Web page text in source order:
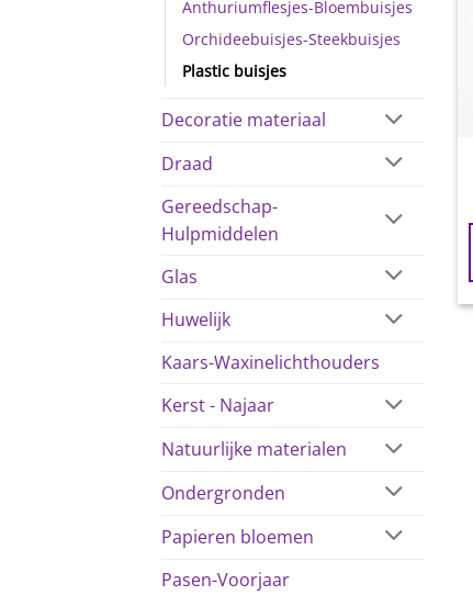
Anthuriumflesjes-Bloembuisjes
Orchideebuisjes-Steekbuisjes
Plastic buisjes
Decoratie materiaal
Draad
Gereedschap-
Hulpmiddelen
Glas
Huwelijk
Kaars-Waxinelichthouders
Kerst - Najaar
Natuurlijke materialen
Ondergronden
Papieren bloemen
Pasen-Voorjaar